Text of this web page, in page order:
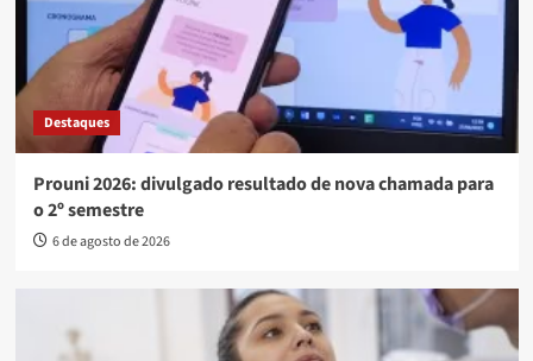
Destaques
Prouni 2026: divulgado resultado de nova chamada para
o 2º semestre
6 de agosto de 2026